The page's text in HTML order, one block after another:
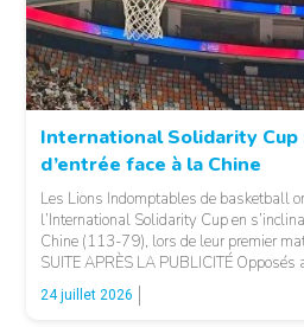
International Solidarity Cup
d’entrée face à la Chine
Les Lions Indomptables de basketball
l’International Solidarity Cup en
Chine (113-79), lors de leur premier
SUITE APRÈS LA PUBLICITÉ Opposés
Camerounais ont rapidement été mis
offensive et l’intensité des Chinois, qui […]
24 juillet 2026